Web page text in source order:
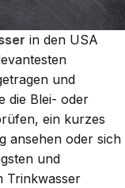
in den USA
und
die Blei- oder
ein kurzes
ansehen oder sich
und
Trinkwasser